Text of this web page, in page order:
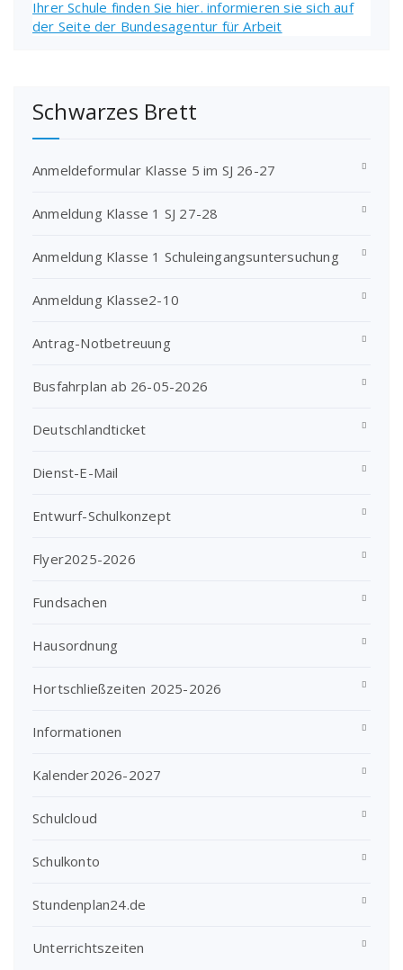
Schwarzes Brett
Anmeldeformular Klasse 5 im SJ 26-27
Anmeldung Klasse 1 SJ 27-28
Anmeldung Klasse 1 Schuleingangsuntersuchung
Anmeldung Klasse2-10
Antrag-Notbetreuung
Busfahrplan ab 26-05-2026
Deutschlandticket
Dienst-E-Mail
Entwurf-Schulkonzept
Flyer2025-2026
Fundsachen
Hausordnung
Hortschließzeiten 2025-2026
Informationen
Kalender2026-2027
Schulcloud
Schulkonto
Stundenplan24.de
Unterrichtszeiten